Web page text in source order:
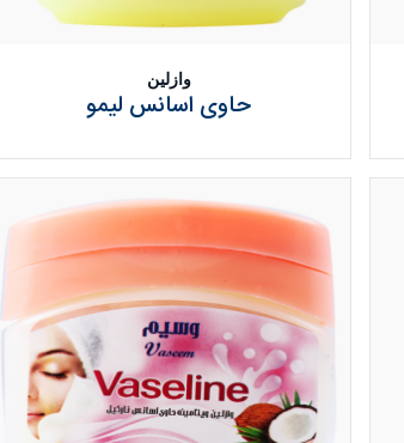
وازلین
حاوی اسانس لیمو